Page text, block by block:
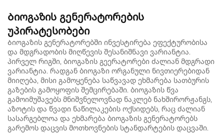
Ბიოგაზის გენერატორების
უპირატესობები
Ბიოგაზის გენერატორებში ინვესტირება ეფექტურობისა
და მდგრადობის მიღწევის შესანიშნავი ვარიანტია.
პირველ რიგში, ბიოგაზის გეერატორები ძალიან მდგრადი
ვარიანტია. რადგან ბიოგაზი ორგანული ნივთიერებიდან
მიიღება, მისი გამოყენება საწვავად ეხმარება სათბურის
გაზების გამოყოფის შემცირებაში. ბიოგაზის წვა
გამოიმუშავებს მნიშვნელოვნად ნაკლებ ნახშირორჟანგს,
აზოტის და წვადი ნაწილაკების ოქსიდებს, რაც ძალიან
სასარგებლოა და ეხმარება ბიოგაზის გენერატორებს
გარემოს დაცვის მოთხოვნების სტანდარტების დაცვაში.